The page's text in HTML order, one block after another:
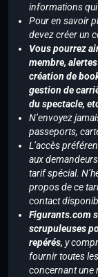
informations qui
Pour en savoir
devez créer un
Vous pourrez
membre,
création de
gestion de
du spectacle,
N’envoyez
passeports,
L’accès
aux
tarif spécial.
propos de ce
contact
Figurants.com
scrupuleuses
repérés, y
fournir toutes
concernant une